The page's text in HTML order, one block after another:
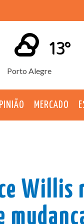
Porto Alegre
13°
MERCADO